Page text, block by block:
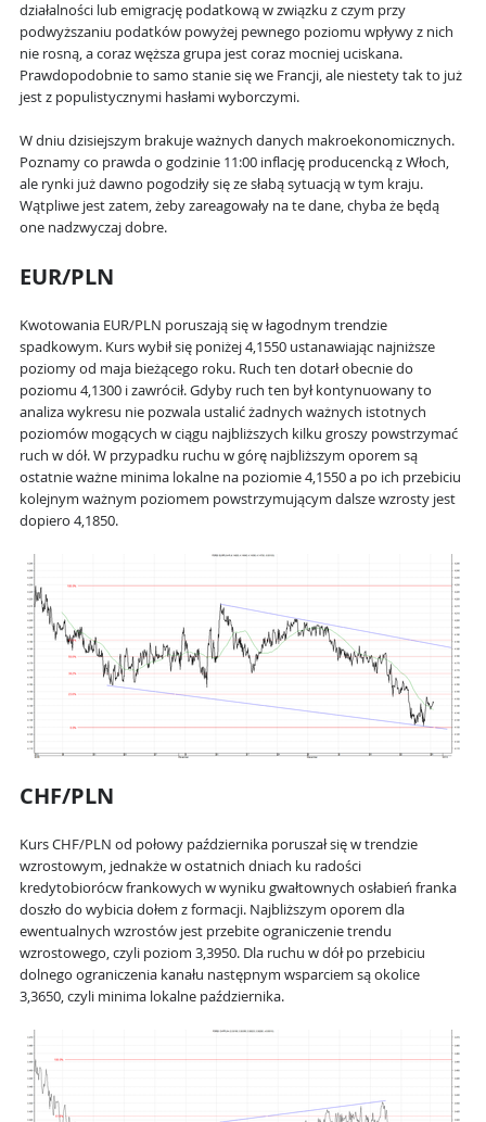
działalności lub emigrację podatkową w związku z czym przy
podwyższaniu podatków powyżej pewnego poziomu wpływy z nich
nie rosną, a coraz węższa grupa jest coraz mocniej uciskana.
Prawdopodobnie to samo stanie się we Francji, ale niestety tak to już
jest z populistycznymi hasłami wyborczymi.
W dniu dzisiejszym brakuje ważnych danych makroekonomicznych.
Poznamy co prawda o godzinie 11:00 inflację producencką z Włoch,
ale rynki już dawno pogodziły się ze słabą sytuacją w tym kraju.
Wątpliwe jest zatem, żeby zareagowały na te dane, chyba że będą
one nadzwyczaj dobre.
EUR/PLN
Kwotowania EUR/PLN poruszają się w łagodnym trendzie
spadkowym. Kurs wybił się poniżej 4,1550 ustanawiając najniższe
poziomy od maja bieżącego roku. Ruch ten dotarł obecnie do
poziomu 4,1300 i zawrócił. Gdyby ruch ten był kontynuowany to
analiza wykresu nie pozwala ustalić żadnych ważnych istotnych
poziomów mogących w ciągu najbliższych kilku groszy powstrzymać
ruch w dół. W przypadku ruchu w górę najbliższym oporem są
ostatnie ważne minima lokalne na poziomie 4,1550 a po ich przebiciu
kolejnym ważnym poziomem powstrzymującym dalsze wzrosty jest
dopiero 4,1850.
CHF/PLN
Kurs CHF/PLN od połowy października poruszał się w trendzie
wzrostowym, jednakże w ostatnich dniach ku radości
kredytobiorócw frankowych w wyniku gwałtownych osłabień franka
doszło do wybicia dołem z formacji. Najbliższym oporem dla
ewentualnych wzrostów jest przebite ograniczenie trendu
wzrostowego, czyli poziom 3,3950. Dla ruchu w dół po przebiciu
dolnego ograniczenia kanału następnym wsparciem są okolice
3,3650, czyli minima lokalne października.